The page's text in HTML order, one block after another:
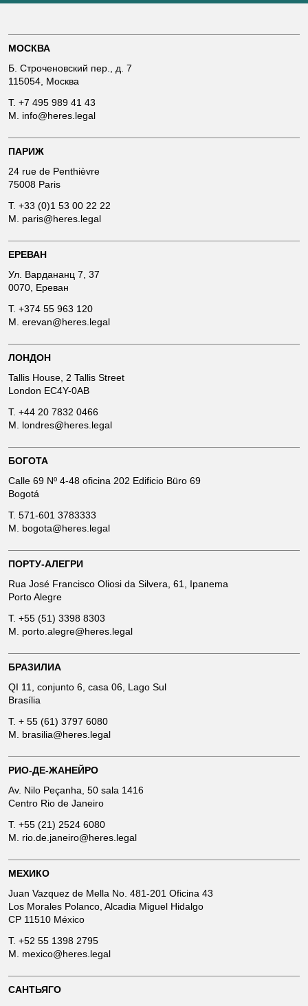
МОСКВА
Б. Строченовский пер., д. 7
115054, Москва
T. +7 495 989 41 43
M. info@heres.legal
ПАРИЖ
24 rue de Penthièvre
75008 Paris
T. +33 (0)1 53 00 22 22
M. paris@heres.legal
ЕРЕВАН
Ул. Вардананц 7, 37
0070, Ереван
T. +374 55 963 120
M. erevan@heres.legal
ЛОНДОН
Tallis House, 2 Tallis Street
London EC4Y-0AB
T. +44 20 7832 0466
M. londres@heres.legal
БОГОТА
Calle 69 Nº 4-48 oficina 202 Edificio Büro 69
Bogotá
T. 571-601 3783333
M. bogota@heres.legal
ПОРТУ-АЛЕГРИ
Rua José Francisco Oliosi da Silvera, 61, Ipanema
Porto Alegre
T. +55 (51) 3398 8303
M. porto.alegre@heres.legal
БРАЗИЛИА
QI 11, conjunto 6, casa 06, Lago Sul
Brasília
T. + 55 (61) 3797 6080
M. brasilia@heres.legal
РИО-ДЕ-ЖАНЕЙРО
Av. Nilo Peçanha, 50 sala 1416
Centro Rio de Janeiro
T. +55 (21) 2524 6080
M. rio.de.janeiro@heres.legal
МЕХИКО
Juan Vazquez de Mella No. 481-201 Oficina 43
Los Morales Polanco, Alcadia Miguel Hidalgo
CP 11510 México
T. +52 55 1398 2795
M. mexico@heres.legal
САНТЬЯГО